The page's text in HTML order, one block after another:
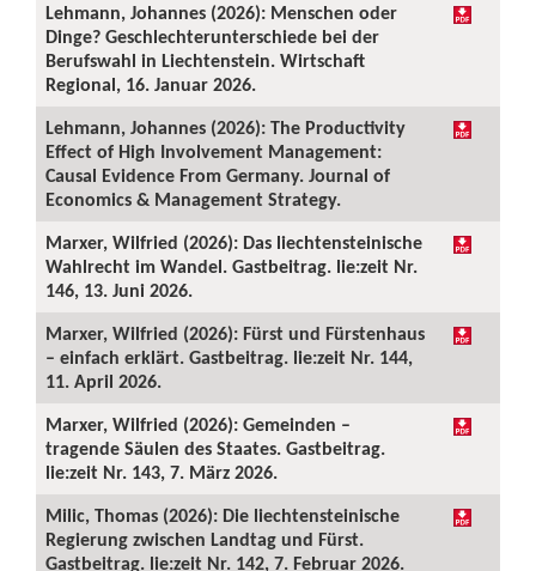
Lehmann, Johannes (2026): Menschen oder
Dinge? Geschlechterunterschiede bei der
Berufswahl in Liechtenstein. Wirtschaft
Regional, 16. Januar 2026.
Lehmann, Johannes (2026): The Productivity
Effect of High Involvement Management:
Causal Evidence From Germany. Journal of
Economics & Management Strategy.
Marxer, Wilfried (2026): Das liechtensteinische
Wahlrecht im Wandel. Gastbeitrag. lie:zeit Nr.
146, 13. Juni 2026.
Marxer, Wilfried (2026): Fürst und Fürstenhaus
– einfach erklärt. Gastbeitrag. lie:zeit Nr. 144,
11. April 2026.
Marxer, Wilfried (2026): Gemeinden –
tragende Säulen des Staates. Gastbeitrag.
lie:zeit Nr. 143, 7. März 2026.
Milic, Thomas (2026): Die liechtensteinische
Regierung zwischen Landtag und Fürst.
Gastbeitrag. lie:zeit Nr. 142, 7. Februar 2026.